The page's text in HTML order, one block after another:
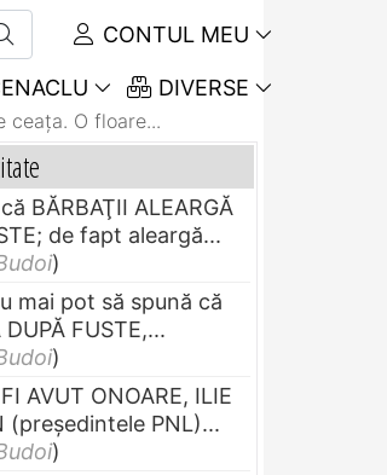
CONTUL MEU
DIVERSE
ceaţa. O floare...
BĂRBAŢII ALEARGĂ
de fapt aleargă...
)
mai pot să spună că
DUPĂ FUSTE,...
)
AVUT ONOARE, ILIE
(preşedintele PNL)...
)